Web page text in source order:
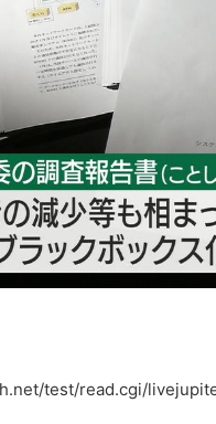
test/read.cgi/